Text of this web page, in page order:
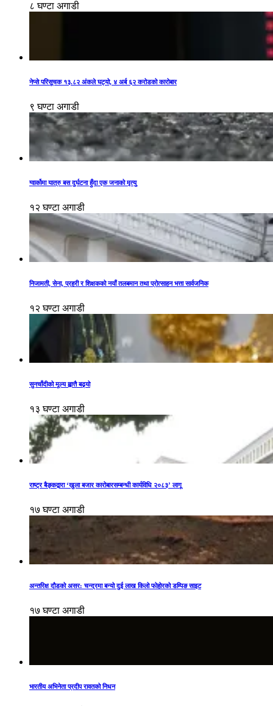
८ घण्टा अगाडी
नेप्से परिसूचक १३.८२ अंकले घट्यो, ४ अर्ब ६२ करोडको कारोबार
९ घण्टा अगाडी
ग्वार्कोमा यात्रु बस दुर्घटना हुँदा एक जनाको मृत्यु
१२ घण्टा अगाडी
निजामती, सेना, प्रहरी र शिक्षकको नयाँ तलबमान तथा प्रोत्साहन भत्ता सार्वजनिक
१२ घण्टा अगाडी
सुनचाँदीको मूल्य ह्वात्तै बढ्यो
१३ घण्टा अगाडी
राष्ट्र बैङ्कद्वारा ‘खुला बजार कारोबारसम्बन्धी कार्यविधि २०८३’ लागू
१७ घण्टा अगाडी
अन्तरिक्ष दौडको असर: चन्द्रमा बन्यो दुई लाख किलो फोहोरको डम्पिङ साइट
१७ घण्टा अगाडी
भारतीय अभिनेता प्रदीप रावतको निधन